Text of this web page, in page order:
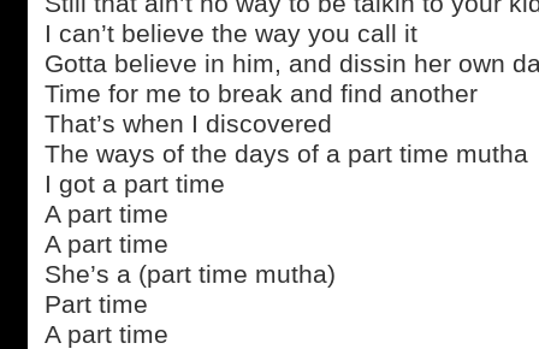
I can’t believe the way you call it
Gotta believe in him, and dissin her own
Time for me to break and find another
That’s when I discovered
The ways of the days of a part time mutha
I got a part time
A part time
A part time
She’s a (part time mutha)
Part time
A part time